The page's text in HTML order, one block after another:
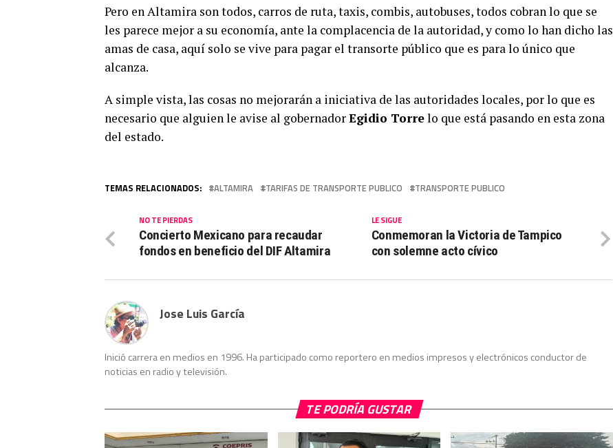
Pero en Altamira son todos, carros de ruta, taxis, combis, autobuses, todos cobran lo que se
les parece mejor a su economía, ante la complacencia de la autoridad, y como lo han dicho las
amas de casa, aquí solo se vive para pagar el transorte público que es para lo único que
alcanza.
A simple vista, las cosas no mejorarán a iniciativa de las autoridades locales, por lo que es
necesario que alguien le avise al gobernadorEgidio Torrelo que está pasando en esta zona
del estado.
TEMAS RELACIONADOS: ALTAMIRA TARIFAS DE TRANSPORTE PUBLICO TRANSPORTE PUBLICO
LE SIGUE
Conmemoran la Victoria de Tampico
con solemne acto cívico
NO TE PIERDAS
Concierto Mexicano para recaudar
fondos en beneficio del DIF Altamira
Jose Luis García
Inició carrera en medios en 1996. Ha participado como reportero en medios impresos y electrónicos conductor de
noticias en radio y televisión.
TE PODRÍA GUSTAR